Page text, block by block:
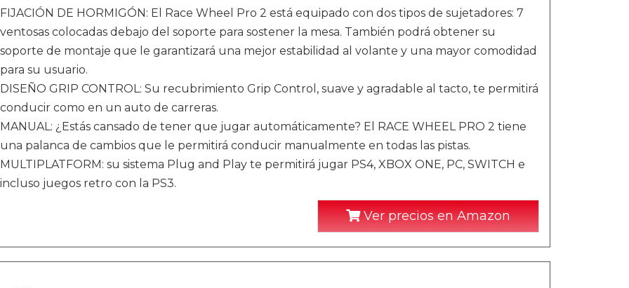
FIJACIÓN DE HORMIGÓN: El Race Wheel Pro 2 está equipado con dos tipos de sujetadores: 7
ventosas colocadas debajo del soporte para sostener la mesa. También podrá obtener su
soporte de montaje que le garantizará una mejor estabilidad al volante y una mayor comodidad
para su usuario.
DISEÑO GRIP CONTROL: Su recubrimiento Grip Control, suave y agradable al tacto, te permitirá
conducir como en un auto de carreras.
MANUAL: ¿Estás cansado de tener que jugar automáticamente? El RACE WHEEL PRO 2 tiene
una palanca de cambios que le permitirá conducir manualmente en todas las pistas.
MULTIPLATFORM: su sistema Plug and Play te permitirá jugar PS4, XBOX ONE, PC, SWITCH e
incluso juegos retro con la PS3.
Ver precios en Amazon